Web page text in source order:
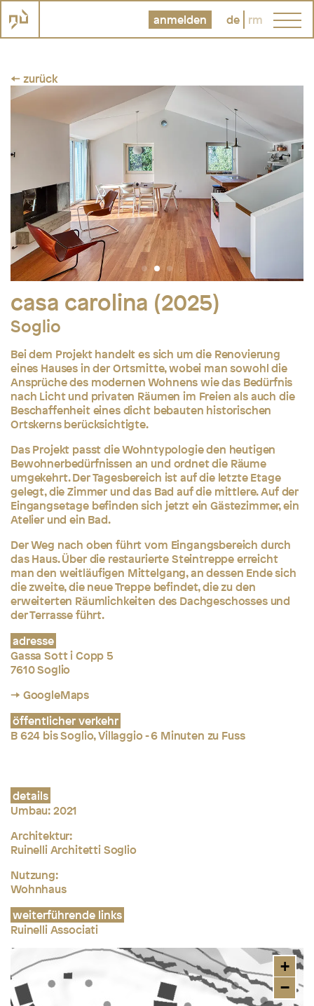
anmelden de rm
← zurück
casa carolina (2025)
Soglio
Bei dem Projekt handelt es sich um die Renovierung
eines Hauses in der Ortsmitte, wobei man sowohl die
Ansprüche des modernen Wohnens wie das Bedürfnis
nach Licht und privaten Räumen im Freien als auch die
Beschaffenheit eines dicht bebauten historischen
Ortskerns berücksichtigte.
Das Projekt passt die Wohntypologie den heutigen
Bewohnerbedürfnissen an und ordnet die Räume
umgekehrt. Der Tagesbereich ist auf die letzte Etage
gelegt, die Zimmer und das Bad auf die mittlere. Auf der
Eingangsetage befinden sich jetzt ein Gästezimmer, ein
Atelier und ein Bad.
Der Weg nach oben führt vom Eingangsbereich durch
das Haus. Über die restaurierte Steintreppe erreicht
man den weitläufigen Mittelgang, an dessen Ende sich
die zweite, die neue Treppe befindet, die zu den
erweiterten Räumlichkeiten des Dachgeschosses und
der Terrasse führt.
adresse
Gassa Sott i Copp 5
7610 Soglio
→ GoogleMaps
öffentlicher verkehr
B 624 bis Soglio, Villaggio - 6 Minuten zu Fuss
details
Umbau:2021
Architektur:
Ruinelli Architetti Soglio
Nutzung:
Wohnhaus
weiterführende links
Ruinelli Associati
+
−